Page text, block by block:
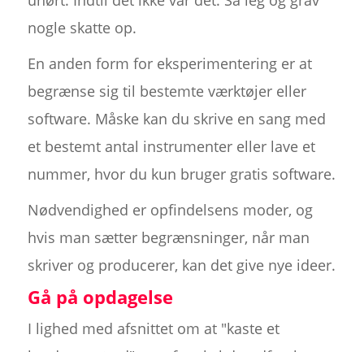
nogle skatte op.
En anden form for eksperimentering er at
begrænse sig til bestemte værktøjer eller
software. Måske kan du skrive en sang med
et bestemt antal instrumenter eller lave et
nummer, hvor du kun bruger gratis software.
Nødvendighed er opfindelsens moder, og
hvis man sætter begrænsninger, når man
skriver og producerer, kan det give nye ideer.
Gå på opdagelse
I lighed med afsnittet om at "kaste et